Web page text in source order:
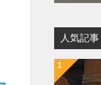
人気記事